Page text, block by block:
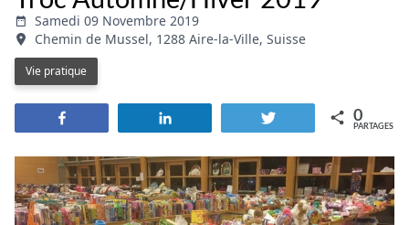
Samedi 09 Novembre 2019
Chemin de Mussel, 1288 Aire-la-Ville, Suisse
Vie pratique
Tweetez 0
PARTAGES